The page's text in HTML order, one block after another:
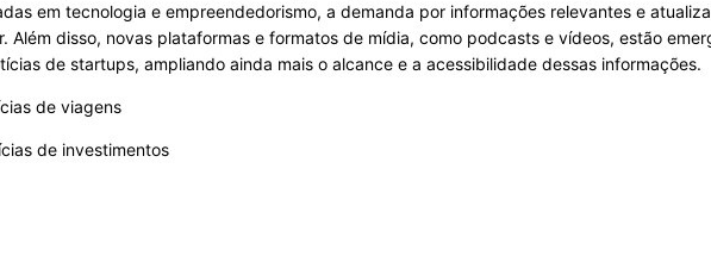
em tecnologia e empreendedorismo, a demanda por informações relevantes e
Além disso, novas plataformas e formatos de mídia, como podcasts e vídeos, estão
de startups, ampliando ainda mais o alcance e a acessibilidade dessas informações.
de viagens
de investimentos